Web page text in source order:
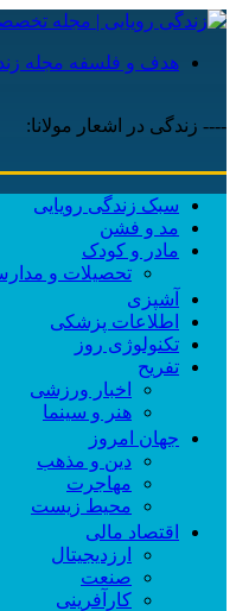
هدف و فلسفه مجله
---- زندگی در اشعار مولانا:
سبک زندگی رویایی
مد و فشن
مادر و کودک
تحصیلات و
آشپزی
اطلاعات پزشکی
تکنولوژی روز
تفریح
اخبار ورزشی
هنر و سینما
جهان امروز
دین و مذهب
مهاجرت
محیط زیست
اقتصاد مالی
ارزدیجیتال
صنعت
کارآفرینی